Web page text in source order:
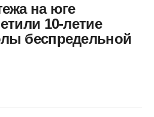
на юге
10-летие
беспредельной